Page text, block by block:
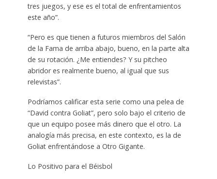
tres juegos, y ese es el total de enfrentamientos
este año”.
“Pero es que tienen a futuros miembros del Salón
de la Fama de arriba abajo, bueno, en la parte alta
de su rotación. ¿Me entiendes? Y su pitcheo
abridor es realmente bueno, al igual que sus
relevistas”.
Podríamos calificar esta serie como una pelea de
“David contra Goliat”, pero solo bajo el criterio de
que un equipo posee más dinero que el otro. La
analogía más precisa, en este contexto, es la de
Goliat enfrentándose a Otro Gigante.
Lo Positivo para el Béisbol